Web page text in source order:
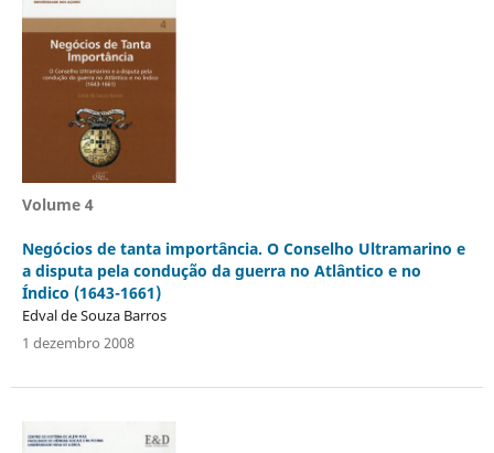
Volume 4
Negócios de tanta importância. O Conselho Ultramarino e
a disputa pela condução da guerra no Atlântico e no
Índico (1643-1661)
Edval de Souza Barros
1 dezembro 2008